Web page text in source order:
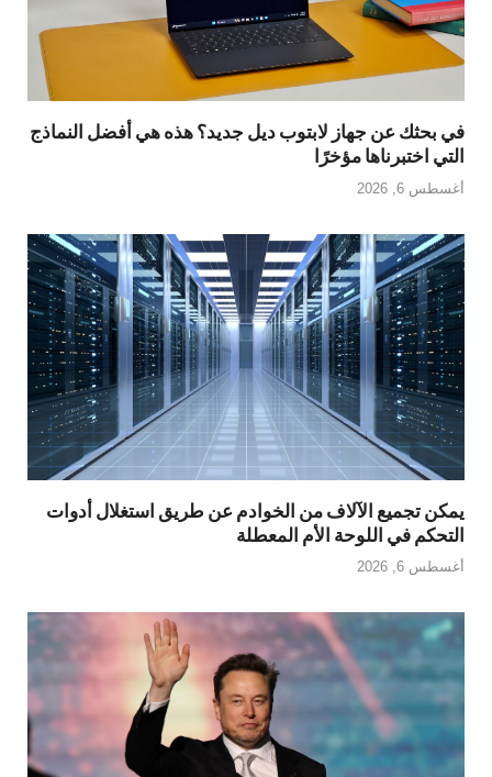
في بحثك عن جهاز لابتوب ديل جديد؟ هذه هي أفضل النماذج
التي اختبرناها مؤخرًا
أغسطس 6, 2026
يمكن تجميع الآلاف من الخوادم عن طريق استغلال أدوات
التحكم في اللوحة الأم المعطلة
أغسطس 6, 2026